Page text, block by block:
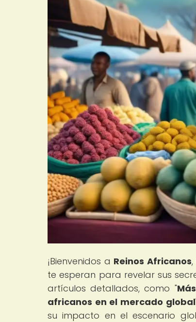
¡Bienvenidos a Reinos Africanos
te esperan para revelar sus
artículos detallados, como "
africanos en el mercado global
su impacto en el escenario